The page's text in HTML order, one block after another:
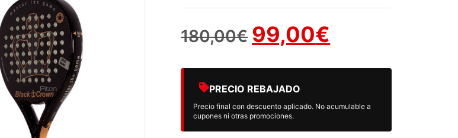
180,00€ 99,00€
PRECIO REBAJADO
Precio final con descuento aplicado. No acumulable a
cupones ni otras promociones.